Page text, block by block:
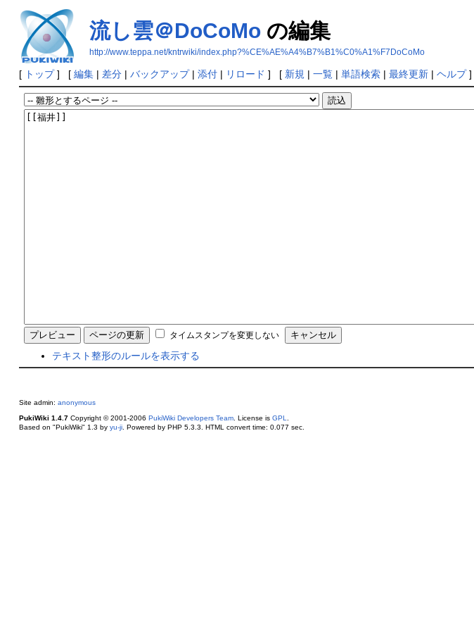
流し雲＠DoCoMoの編集
http://www.teppa.net/kntrwiki/index.php?%CE%AE%A4%B7%B1%C0%A1%F7DoCoMo
[ トップ] [ 編集| 差分| バックアップ| 添付| リロード ] [ 新規 | 一覧| 単語検索| 最終更新| ヘルプ]
タイムスタンプを変更しない
テキスト整形のルールを表示する
Site admin: anonymous
PukiWiki 1.4.7Copyright © 2001-2006 PukiWiki Developers Team. License is GPL
Based on "PukiWiki" 1.3 by yu-ji. Powered by PHP 5.3.3. HTML convert time: 0.077 sec.